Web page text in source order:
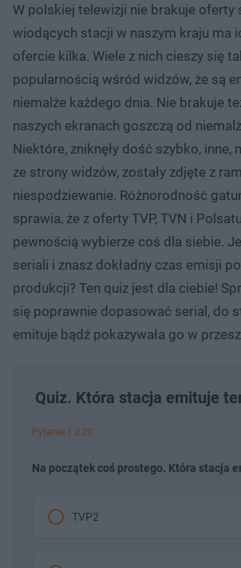
W polskiej telewizji nie brakuje oferty
wiodących stacji w naszym kraju ma
ofercie kilka. Wiele z nich cieszy się
popularnością wśród widzów, że są
niemalże każdego dnia. Nie brakuje
naszych ekranach goszczą od
Niektóre, zniknęły dość szybko, inne,
ze strony widzów, zostały zdjęte z
niespodziewanie. Różnorodność
sprawia, że z oferty TVP, TVN i
pewnością wybierze coś dla siebie.
seriali i znasz dokładny czas emisji
produkcji? Ten quiz jest dla ciebie!
się poprawnie dopasować serial, do
emituje bądź pokazywała go w
Quiz. Która stacja emituje
Pytanie 1 z 20
Na początek coś prostego. Która stacja
TVP2